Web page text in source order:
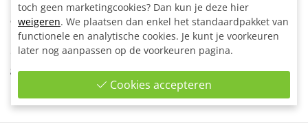
Omschrijving
Gaasbevestigingsclip dubbelzijdig voor het bevestigen van
gaashekwerk.
toch geen marketingcookies? Dan kun je deze hier
weigeren. We plaatsen dan enkel het standaardpakket van
functionele en analytische cookies. Je kunt je voorkeuren
later nog aanpassen op de voorkeuren pagina.
Cookies accepteren